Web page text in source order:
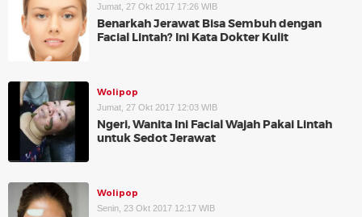
Jumat, 27 Okt 2017 17:26 WIB
Benarkah Jerawat Bisa Sembuh dengan
Facial Lintah? Ini Kata Dokter Kulit
Wolipop
Jumat, 27 Okt 2017 12:03 WIB
Ngeri, Wanita Ini Facial Wajah Pakai Lintah
untuk Sedot Jerawat
Wolipop
Senin, 23 Okt 2017 12:17 WIB